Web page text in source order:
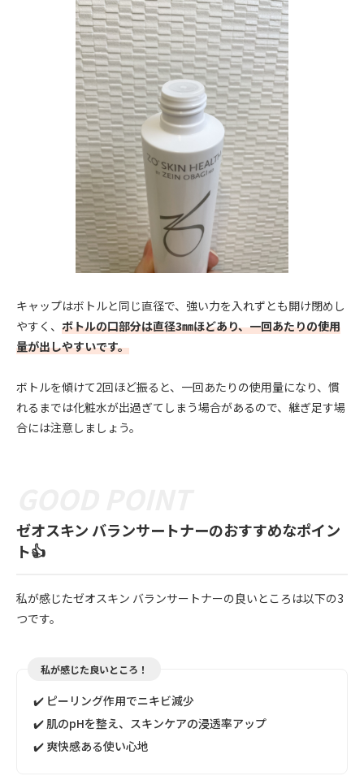
キャップはボトルと同じ直径で、強い力を入れずとも開け閉めし
やすく、 ボトルの口部分は直径3㎜ほどあり、一回あたりの使用
量が出しやすいです。
ボトルを傾けて2回ほど振ると、一回あたりの使用量になり、慣
れるまでは化粧水が出過ぎてしまう場合があるので、継ぎ足す場
合には注意しましょう。
ゼオスキン バランサートナーのおすすめなポイン
ト👍
私が感じたゼオスキン バランサートナーの良いところは以下の3
つです。
私が感じた良いところ！
✔️ ピーリング作用でニキビ減少
✔️ 肌のpHを整え、スキンケアの浸透率アップ
✔️ 爽快感ある使い心地